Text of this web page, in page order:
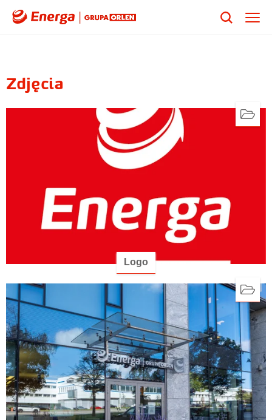
Zdjęcia
Logo